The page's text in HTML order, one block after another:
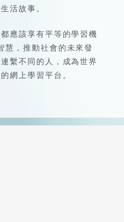
活故事。
應該享有平等的學習機
慧，推動社會的未來發
繫不同的人，成為世界
網上學習平台。